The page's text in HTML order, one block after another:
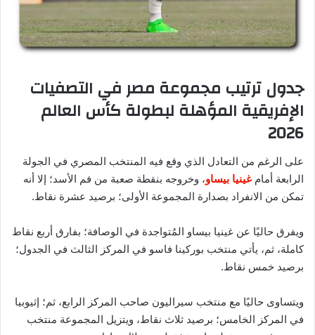
جدول ترتيب مجموعة مصر في التصفيات
الإفريقية المؤهلة لبطولة كأس العالم
2026
على الرغم من التعادل الذي وقع فيه المنتخب المصري في الجولة
الرابعة أمام غينيا بيساو، وخروجه بنقطة صعبة من فم الأسد؛ إلا أنه
تمكن من الانفراد بصدارة المجموعة الأولى؛ برصيد عشرة نقاط.
ويفرق حاليًا عن غينيا بيساو المُتواجدة في الوصافة؛ بفارق أربع نقاط
كاملة، ثم، يأتي منتخب بوركينا فاسو في المركز الثالث في الجدول؛
برصيد خمس نقاط.
ويتساوى حاليًا مع منتخب سيراليون صاحب المركز الرابع، ثم؛ إثيوبيا
في المركز الخامس؛ برصيد ثلاث نقاط، ويتزيل المجموعة منتخب